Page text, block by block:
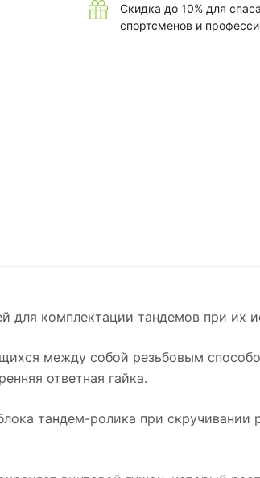
Скидка до 10% для
спортсменов и
для комплектации тандемов при их
между собой резьбовым
ответная гайка.
тандем-ролика при скручивании